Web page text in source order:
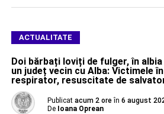
ACTUALITATE
Doi bărbați loviți de fulger, în
un județ vecin cu Alba: Victimele
respirator, resuscitate de
Publicat acum 2 ore în 6 august
De Ioana Oprean